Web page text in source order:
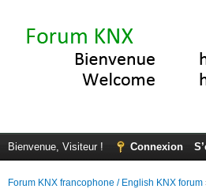
Bienvenue, Visiteur ! Connexion
Forum KNX francophone / English KNX forum